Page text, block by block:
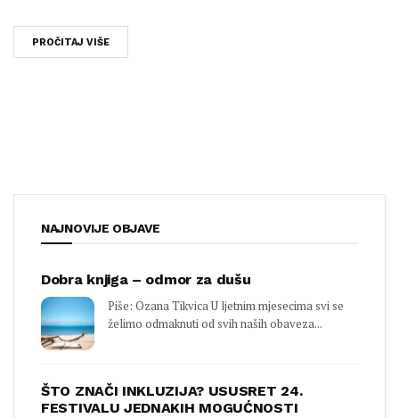
PROČITAJ VIŠE
NAJNOVIJE OBJAVE
Dobra knjiga – odmor za dušu
Piše: Ozana Tikvica U ljetnim mjesecima svi se
želimo odmaknuti od svih naših obaveza...
ŠTO ZNAČI INKLUZIJA? USUSRET 24.
FESTIVALU JEDNAKIH MOGUĆNOSTI